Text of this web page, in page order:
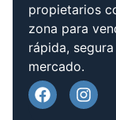
propietarios
zona para
rápida,
mercado.